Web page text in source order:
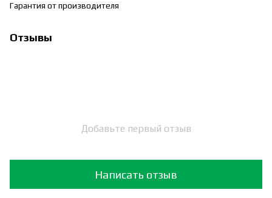
Гарантия от производителя
Отзывы
Добавьте первый отзыв
Написать отзыв